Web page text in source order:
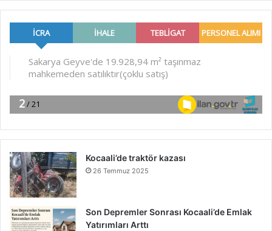
Kocaali’de traktör kazası
26 Temmuz 2025
Son Depremler Sonrası Kocaali’de Emlak
Yatırımları Arttı